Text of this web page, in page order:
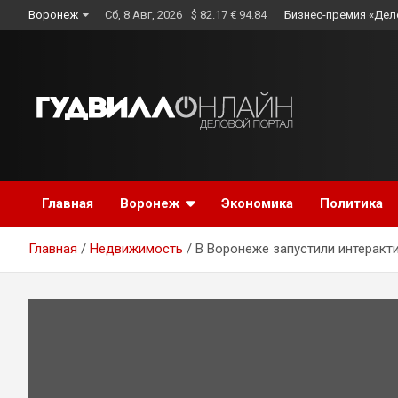
to
Воронеж Сб, 8 Авг, 2026 $ 82.17 € 94.84 Бизнес-премия
Главная Воронеж Экономика Политика
Главная Недвижимость В Воронеже запустили